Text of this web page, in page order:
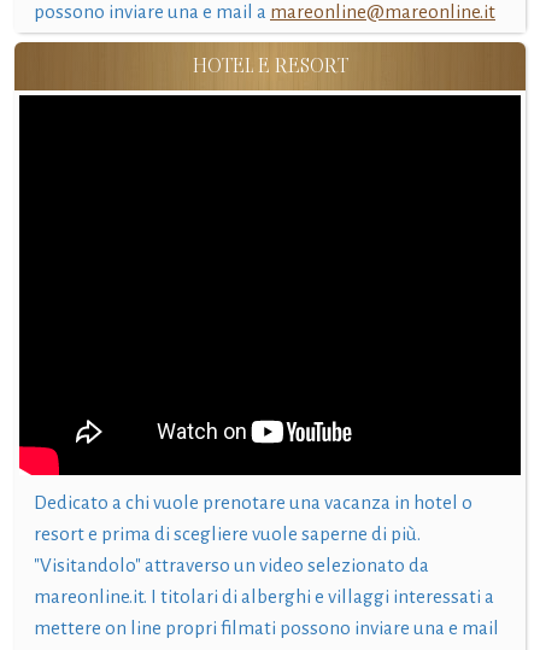
possono inviare una e mail a mareonline@mareonline.it
HOTEL E RESORT
Dedicato a chi vuole prenotare una vacanza in hotel o
resort e prima di scegliere vuole saperne di più.
"Visitandolo" attraverso un video selezionato da
mareonline.it. I titolari di alberghi e villaggi interessati a
mettere on line propri filmati possono inviare una e mail